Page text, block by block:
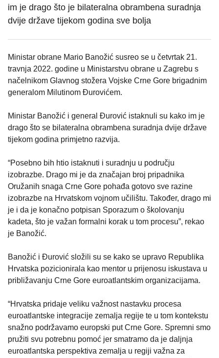
im je drago što je bilateralna obrambena suradnja
dvije države tijekom godina sve bolja
Ministar obrane Mario Banožić susreo se u četvrtak 21.
travnja 2022. godine u Ministarstvu obrane u Zagrebu s
načelnikom Glavnog stožera Vojske Crne Gore brigadnim
generalom Milutinom Đurovićem.
Ministar Banožić i general Đurović istaknuli su kako im je
drago što se bilateralna obrambena suradnja dvije države
tijekom godina primjetno razvija.
“Posebno bih htio istaknuti i suradnju u području
izobrazbe. Drago mi je da značajan broj pripadnika
Oružanih snaga Crne Gore pohađa gotovo sve razine
izobrazbe na Hrvatskom vojnom učilištu. Također, drago mi
je i da je konačno potpisan Sporazum o školovanju
kadeta, što je važan formalni korak u tom procesu”, rekao
je Banožić.
Banožić i Đurović složili su se kako se upravo Republika
Hrvatska pozicionirala kao mentor u prijenosu iskustava u
približavanju Crne Gore euroatlantskim organizacijama.
“Hrvatska pridaje veliku važnost nastavku procesa
euroatlantske integracije zemalja regije te u tom kontekstu
snažno podržavamo europski put Crne Gore. Spremni smo
pružiti svu potrebnu pomoć jer smatramo da je daljnja
euroatlantska perspektiva zemalja u regiji važna za